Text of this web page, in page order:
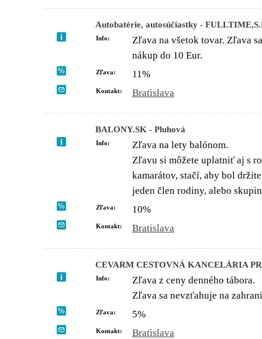
Autobatérie, autosúčiastky -
Info:
Zľava na všetok tovar. Zľava
nákup do 10 Eur.
Zľava: 11%
Kontakt: Bratislava
BALONY.SK - Pluhová
Info:
Zľava na lety balónom.
Zľavu si môžete uplatniť aj s
kamarátov, stačí, aby bol
jeden člen rodiny, alebo
Zľava: 10%
Kontakt: Bratislava
CEVARM CESTOVNÁ KANCELÁRIA
Info:
Zľava z ceny denného tábora.
Zľava sa nevzťahuje na
Zľava: 5%
Kontakt: Bratislava